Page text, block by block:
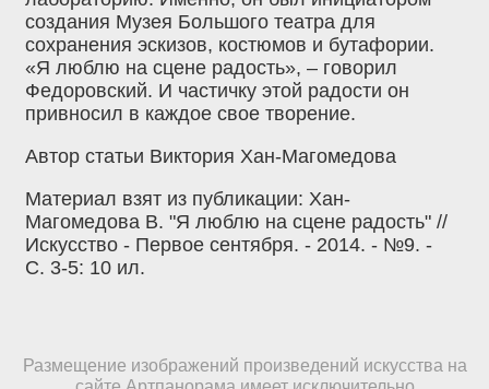
создания Музея Большого театра для
сохранения эскизов, костюмов и бутафории.
«Я люблю на сцене радость», – говорил
Федоровский. И частичку этой радости он
привносил в каждое свое творение.
Автор статьи Виктория Хан-Магомедова
Материал взят из публикации: Хан-
Магомедова В. "Я люблю на сцене радость" //
Искусство - Первое сентября. - 2014. - №9. -
С. 3-5: 10 ил.
Размещение изображений произведений искусства на